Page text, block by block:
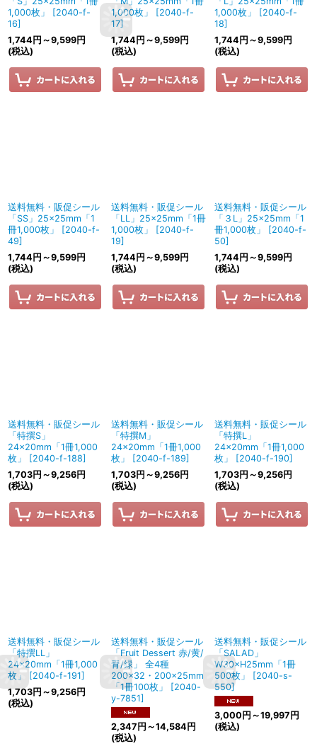
1,000枚」
[2040-f-
16]
1,744 円 ～9,599円
(税込)
1,000枚」
[2040-f-
17]
1,744 円 ～9,599円
(税込)
1,000枚」
[2040-f-
18]
1,744 円 ～9,599円
(税込)
送料無料・販促シール
「SS」25×25mm「1
冊1,000枚」
[2040-f-
49]
1,744 円 ～9,599円
(税込)
送料無料・販促シール
「LL」25×25mm「1冊
1,000枚」
[2040-f-
19]
1,744 円 ～9,599円
(税込)
送料無料・販促シール
「３L」25×25mm「1
冊1,000枚」
[2040-f-
50]
1,744 円 ～9,599円
(税込)
送料無料・販促シール
「特撰S」
24×20mm「1冊1,000
枚」
[2040-f-188]
1,703円 ～9,256円
(税込)
送料無料・販促シール
「特撰M」
24×20mm「1冊1,000
枚」
[2040-f-189]
1,703円 ～9,256円
(税込)
送料無料・販促シール
「特撰L」
24×20mm「1冊1,000
枚」
[2040-f-190]
1,703円 ～9,256円
(税込)
送料無料・販促シール
「特撰LL」
24×20mm「1冊1,000
枚」
[2040-f-191]
1,703円 ～9,256円
(税込)
送料無料・販促シール
「Fruit Dessert 赤/黄/
青/緑」 全4種
200×32・200×25mm
「1冊100枚」
[2040-
y-7851]
2,347 円 ～14,584 円
(税込)
送料無料・販促シール
「SALAD」
W30×H25mm「1冊
500枚」
[2040-s-
550]
3,000 円 ～19,997 円
(税込)